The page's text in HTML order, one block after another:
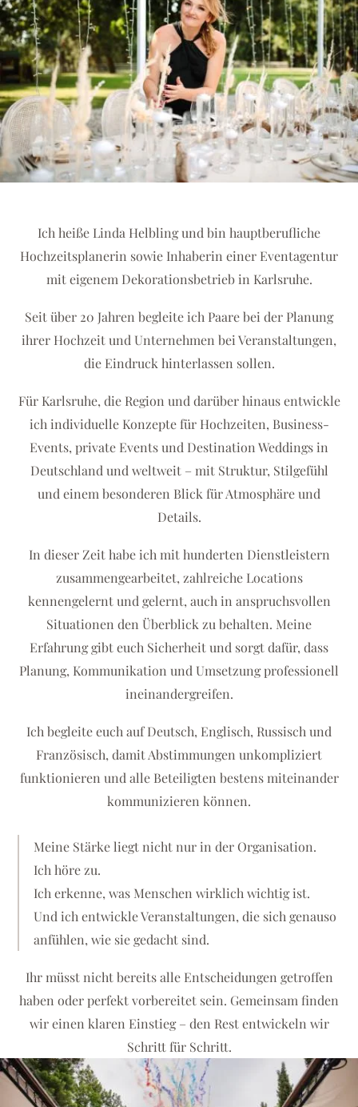
Ich heiße Linda Helbling und bin hauptberufliche
Hochzeitsplanerin sowie Inhaberin einer Eventagentur
mit eigenem Dekorationsbetrieb in Karlsruhe.
Seit über 20 Jahren begleite ich Paare bei der Planung
ihrer Hochzeit und Unternehmen bei Veranstaltungen,
die Eindruck hinterlassen sollen.
Für Karlsruhe, die Region und darüber hinaus entwickle
ich individuelle Konzepte für Hochzeiten, Business-
Events, private Events und Destination Weddings in
Deutschland und weltweit – mit Struktur, Stilgefühl
und einem besonderen Blick für Atmosphäre und
Details.
In dieser Zeit habe ich mit hunderten Dienstleistern
zusammengearbeitet, zahlreiche Locations
kennengelernt und gelernt, auch in anspruchsvollen
Situationen den Überblick zu behalten. Meine
Erfahrung gibt euch Sicherheit und sorgt dafür, dass
Planung, Kommunikation und Umsetzung professionell
ineinandergreifen.
Ich begleite euch auf Deutsch, Englisch, Russisch und
Französisch, damit Abstimmungen unkompliziert
funktionieren und alle Beteiligten bestens miteinander
kommunizieren können.
Meine Stärke liegt nicht nur in der Organisation.
Ich höre zu.
Ich erkenne, was Menschen wirklich wichtig ist.
Und ich entwickle Veranstaltungen, die sich genauso
anfühlen, wie sie gedacht sind.
Ihr müsst nicht bereits alle Entscheidungen getroffen
haben oder perfekt vorbereitet sein. Gemeinsam finden
wir einen klaren Einstieg – den Rest entwickeln wir
Schritt für Schritt.